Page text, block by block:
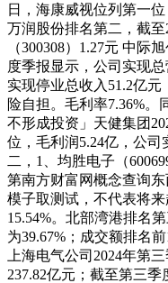
日，海康威视位列第一
万润股份排名第二，截至
（300308）1.27元 中际
度季报显示，公司实现总
实现停业总收入51.2亿
险自担。毛利率7.36%。
不形成投资」天健集团
位，毛利润5.24亿，公
二，1、均胜电子（
第南方财富网概念查询
模子取测试，不代表将
15.54%。北部湾港排名
为39.67%；成交额排名
上海电气公司2024年第
237.82亿元；截至第三